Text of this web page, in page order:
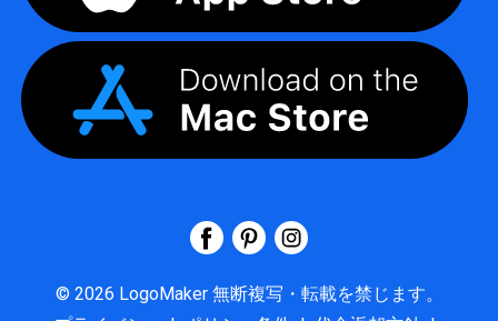
© 2026 LogoMaker 無断複写・転載を禁じます。